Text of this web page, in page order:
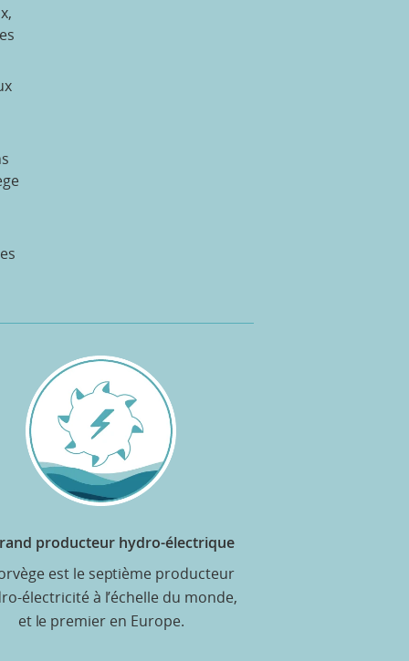
producteur hydro-électrique
est le septième producteur
électricité à l’échelle du monde,
et le premier en Europe.